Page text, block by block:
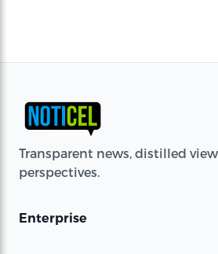
Transparent news, distilled
perspectives.
Enterprise